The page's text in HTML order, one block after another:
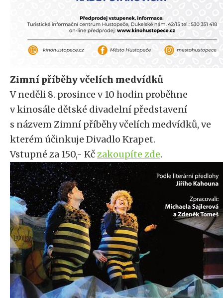
Zimní příběhy včelích medvídků
V neděli 8. prosince v 10 hodin proběhne
v kinosále dětské divadelní představení
s názvem Zimní příběhy včelích medvídků, ve
kterém účinkuje Divadlo Krapet.
Vstupné za 150,- Kčzakoupíte zde.